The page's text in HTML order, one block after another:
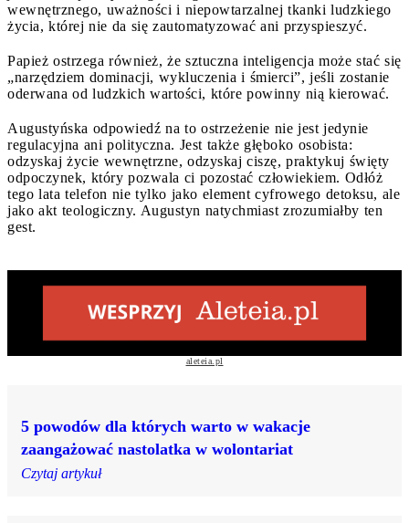
wewnętrznego, uważności i niepowtarzalnej tkanki ludzkiego
życia, której nie da się zautomatyzować ani przyspieszyć.
Papież ostrzega również, że sztuczna inteligencja może stać się
„narzędziem dominacji, wykluczenia i śmierci”, jeśli zostanie
oderwana od ludzkich wartości, które powinny nią kierować.
Augustyńska odpowiedź na to ostrzeżenie nie jest jedynie
regulacyjna ani polityczna. Jest także głęboko osobista:
odzyskaj życie wewnętrzne, odzyskaj ciszę, praktykuj święty
odpoczynek, który pozwala ci pozostać człowiekiem. Odłóż
tego lata telefon nie tylko jako element cyfrowego detoksu, ale
jako akt teologiczny. Augustyn natychmiast zrozumiałby ten
gest.
aleteia.pl
5 powodów dla których warto w wakacje
zaangażować nastolatka w wolontariat
Czytaj artykuł